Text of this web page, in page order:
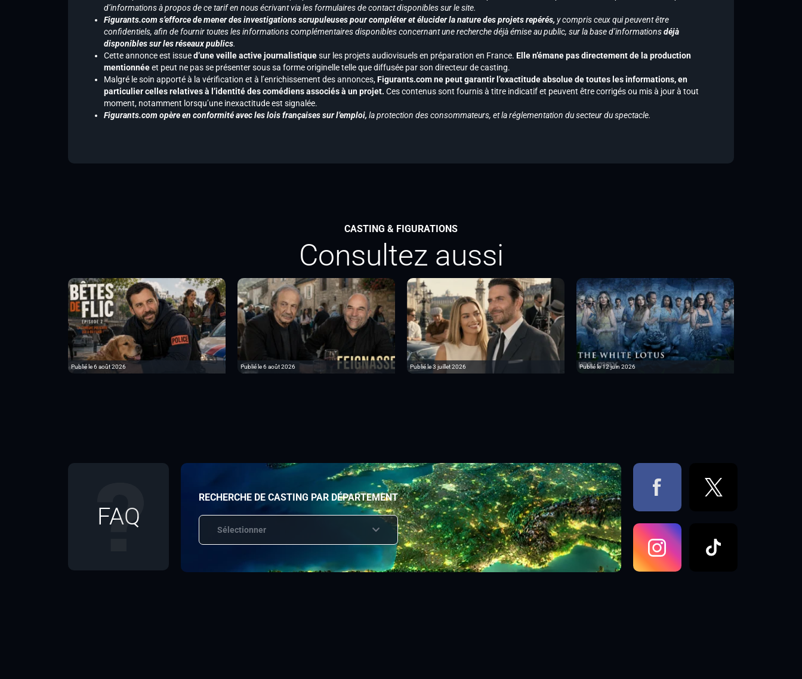
d’informations à propos de ce tarif en nous écrivant via les formulaires de contact disponibles sur le site.
Figurants.com s’efforce de mener des investigations scrupuleuses pour compléter et élucider la nature des projets repérés, y compris ceux qui peuvent être
confidentiels, afin de fournir toutes les informations complémentaires disponibles concernant une recherche déjà émise au public, sur la base d’informationsdéjà
disponibles sur les réseaux publics.
Cette annonce est issued’une veille active journalistiquesur les projets audiovisuels en préparation en France. Elle n’émane pas directement de la production
mentionnéeet peut ne pas se présenter sous sa forme originelle telle que diffusée par son directeur de casting.
Malgré le soin apporté à la vérification et à l’enrichissement des annonces,Figurants.com ne peut garantir l’exactitude absolue de toutes les informations, en
particulier celles relatives à l’identité des comédiens associés à un projet. Ces contenus sont fournis à titre indicatif et peuvent être corrigés ou mis à jour à tout
moment, notamment lorsqu’une inexactitude est signalée.
Figurants.com opère en conformité avec les lois françaises sur l’emploi, la protection des consommateurs, et la réglementation du secteur du spectacle.
CASTING & FIGURATIONS
Consultez aussi
Publié le 6 août 2026 Publié le 6 août 2026 Publié le 3 juillet 2026 Publié le 12 juin 2026
FAQ
RECHERCHE DE CASTING PAR DÉPARTEMENT
Sélectionner